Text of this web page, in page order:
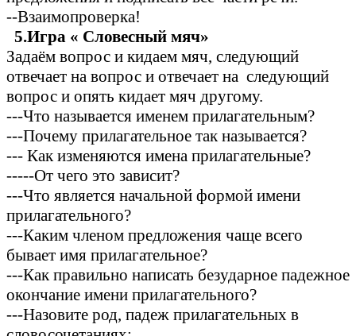
--Взаимопроверка!
5.Игра « Словесный мяч»
Задаём вопрос и кидаем мяч, следующий
отвечает на вопрос и отвечает на следующий
вопрос и опять кидает мяч другому.
---Что называется именем прилагательным?
---Почему прилагательное так называется?
--- Как изменяются имена прилагательные?
-----От чего это зависит?
---Что является начальной формой имени
прилагательного?
---Каким членом предложения чаще всего
бывает имя прилагательное?
---Как правильно написать безударное падежное
окончание имени прилагательного?
---Назовите род, падеж прилагательных в